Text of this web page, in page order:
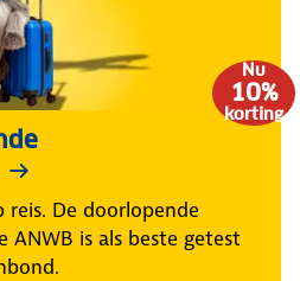
Nu
10%
korting
reis. De doorlopende
ANWB is als beste getest